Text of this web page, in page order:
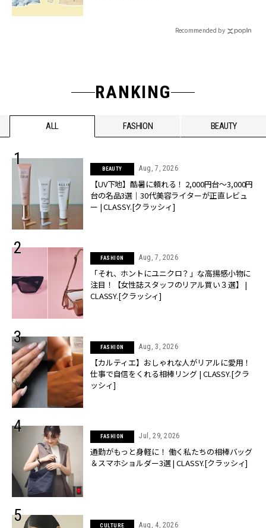
Recommended by
RANKING
ALL FASHION BEAUTY
BEAUTY Aug, 7, 2026
【UV下地】酷暑に頼れる！ 2,000円台〜3,000円
台の名品3選｜30代美容ライターが正直レビュ
ー | CLASSY.[クラッシィ]
FASHION Aug, 7, 2026
「それ、ホントにユニクロ？」な高揚感小物に
注目！【女性誌スタッフのリアル買い３選】 |
CLASSY.[クラッシィ]
FASHION Aug, 3, 2026
【カルティエ】おしゃれな人がリアルに愛用！
仕事で自信をくれる相棒リング | CLASSY.[クラ
ッシィ]
FASHION Jul, 29, 2026
通勤がもっと身軽に！ 働く私たちの相棒バッグ
＆スマホショルダー3選 | CLASSY.[クラッシィ]
CULTURE Aug, 4, 2026